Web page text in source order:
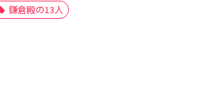
鎌倉殿の13人